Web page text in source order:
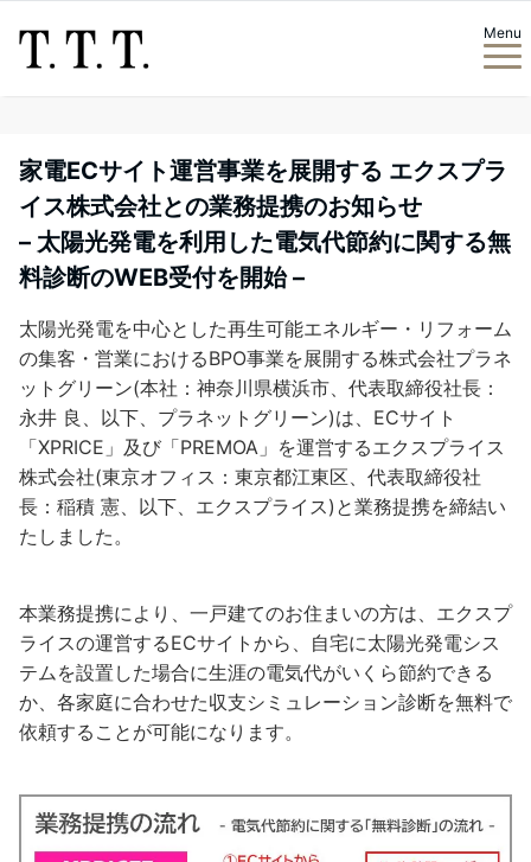
Menu
家電ECサイト運営事業を展開する エクスプラ
イス株式会社との業務提携のお知らせ
– 太陽光発電を利用した電気代節約に関する無
料診断のWEB受付を開始 –
太陽光発電を中心とした再生可能エネルギー・リフォーム
の集客・営業におけるBPO事業を展開する株式会社プラネ
ットグリーン(本社：神奈川県横浜市、代表取締役社長：
永井 良、以下、プラネットグリーン)は、ECサイト
「XPRICE」及び「PREMOA」を運営するエクスプライス
株式会社(東京オフィス：東京都江東区、代表取締役社
長：稲積 憲、以下、エクスプライス)と業務提携を締結い
たしました。
本業務提携により、一戸建てのお住まいの方は、エクスプ
ライスの運営するECサイトから、自宅に太陽光発電シス
テムを設置した場合に生涯の電気代がいくら節約できる
か、各家庭に合わせた収支シミュレーション診断を無料で
依頼することが可能になります。